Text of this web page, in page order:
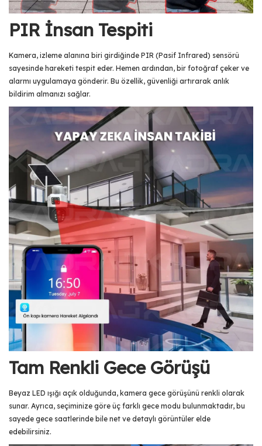
PIR İnsan Tespiti
Kamera, izleme alanına biri girdiğinde PIR (Pasif Infrared) sensörü
sayesinde hareketi tespit eder. Hemen ardından, bir fotoğraf çeker ve
alarmı uygulamaya gönderir. Bu özellik, güvenliği artırarak anlık
bildirim almanızı sağlar.
Tam Renkli Gece Görüşü
Beyaz LED ışığı açık olduğunda, kamera gece görüşünü renkli olarak
sunar. Ayrıca, seçiminize göre üç farklı gece modu bulunmaktadır, bu
sayede gece saatlerinde bile net ve detaylı görüntüler elde
edebilirsiniz.